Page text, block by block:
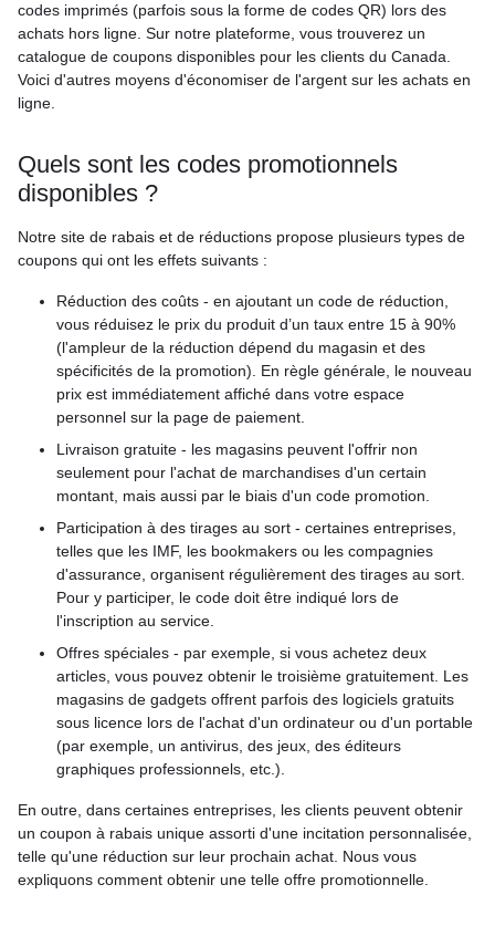
codes imprimés (parfois sous la forme de codes QR) lors des
achats hors ligne. Sur notre plateforme, vous trouverez un
catalogue de coupons disponibles pour les clients du Canada.
Voici d'autres moyens d'économiser de l'argent sur les achats en
ligne.
Quels sont les codes promotionnels
disponibles ?
Notre site de rabais et de réductions propose plusieurs types de
coupons qui ont les effets suivants :
Réduction des coûts - en ajoutant un code de réduction,
vous réduisez le prix du produit d’un taux entre 15 à 90%
(l'ampleur de la réduction dépend du magasin et des
spécificités de la promotion). En règle générale, le nouveau
prix est immédiatement affiché dans votre espace
personnel sur la page de paiement.
Livraison gratuite - les magasins peuvent l'offrir non
seulement pour l'achat de marchandises d'un certain
montant, mais aussi par le biais d'un code promotion.
Participation à des tirages au sort - certaines entreprises,
telles que les IMF, les bookmakers ou les compagnies
d'assurance, organisent régulièrement des tirages au sort.
Pour y participer, le code doit être indiqué lors de
l'inscription au service.
Offres spéciales - par exemple, si vous achetez deux
articles, vous pouvez obtenir le troisième gratuitement. Les
magasins de gadgets offrent parfois des logiciels gratuits
sous licence lors de l'achat d'un ordinateur ou d'un portable
(par exemple, un antivirus, des jeux, des éditeurs
graphiques professionnels, etc.).
En outre, dans certaines entreprises, les clients peuvent obtenir
un coupon à rabais unique assorti d'une incitation personnalisée,
telle qu'une réduction sur leur prochain achat. Nous vous
expliquons comment obtenir une telle offre promotionnelle.